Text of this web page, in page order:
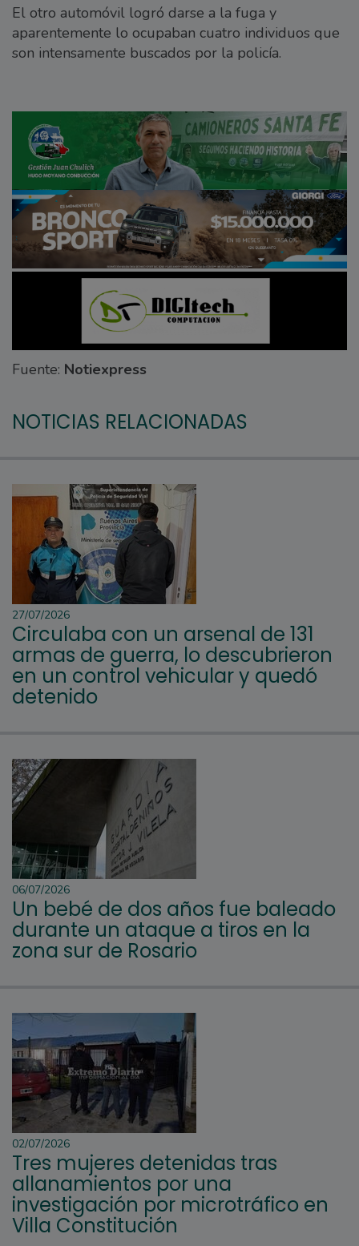
El otro automóvil logró darse a la fuga y
aparentemente lo ocupaban cuatro individuos que
son intensamente buscados por la policía.
Fuente: Notiexpress
NOTICIAS RELACIONADAS
27/07/2026
Circulaba con un arsenal de 131
armas de guerra, lo descubrieron
en un control vehicular y quedó
detenido
06/07/2026
Un bebé de dos años fue baleado
durante un ataque a tiros en la
zona sur de Rosario
02/07/2026
Tres mujeres detenidas tras
allanamientos por una
investigación por microtráfico en
Villa Constitución